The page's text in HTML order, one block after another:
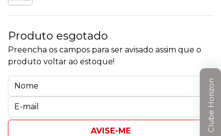
Produto esgotado
Preencha os campos para ser avisado assim que o
produto voltar ao estoque!
AVISE-ME Clube Horizon